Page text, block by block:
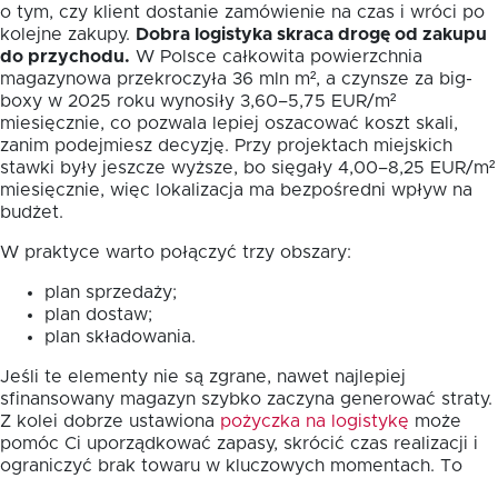
o tym, czy klient dostanie zamówienie na czas i wróci po
kolejne zakupy. Dobra logistyka skraca drogę od zakupu
do przychodu. W Polsce całkowita powierzchnia
magazynowa przekroczyła 36 mln m², a czynsze za big-
boxy w 2025 roku wynosiły 3,60–5,75 EUR/m²
miesięcznie, co pozwala lepiej oszacować koszt skali,
zanim podejmiesz decyzję. Przy projektach miejskich
stawki były jeszcze wyższe, bo sięgały 4,00–8,25 EUR/m²
miesięcznie, więc lokalizacja ma bezpośredni wpływ na
budżet.
W praktyce warto połączyć trzy obszary:
plan sprzedaży;
plan dostaw;
plan składowania.
Jeśli te elementy nie są zgrane, nawet najlepiej
sfinansowany magazyn szybko zaczyna generować straty.
Z kolei dobrze ustawiona pożyczka na logistykę może
pomóc Ci uporządkować zapasy, skrócić czas realizacji i
ograniczyć brak towaru w kluczowych momentach. To